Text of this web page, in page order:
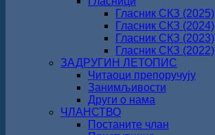
Гласник СКЗ (2025)
Гласник СКЗ (2024)
Гласник СКЗ (2023)
Гласник СКЗ (2022)
ЗАДРУГИН ЛЕТОПИС
Читаоци препоручују
Занимљивости
Други о нама
ЧЛАНСТВО
Постаните члан